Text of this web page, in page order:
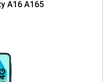
A16 A165